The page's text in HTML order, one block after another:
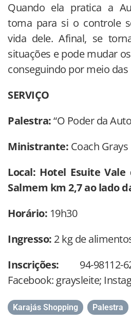
Quando ela pratica a
toma para si o controle
vida dele. Afinal, se
situações e pode mudar
conseguindo por meio
SERVIÇO
Palestra:“O Poder da
Ministrante: Coach Grays
Local: Hotel Esuite Vale
Salmem km 2,7 ao lado
Horário: 19h30
Ingresso: 2 kg de
Inscrições: 94-98112-
Facebook: graysleite;
Karajás Shopping Palestra